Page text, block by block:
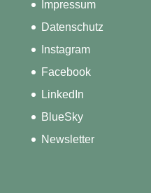
Impressum
Datenschutz
Instagram
Facebook
LinkedIn
BlueSky
Newsletter